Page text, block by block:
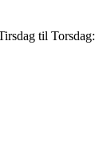
til Torsdag: